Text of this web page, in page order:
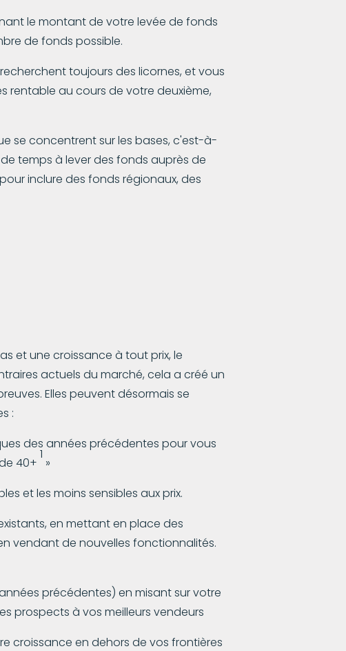
le montant de votre levée de fonds
de fonds possible.
toujours des licornes, et vous
rentable au cours de votre deuxième,
se concentrent sur les bases, c'est-à-
temps à lever des fonds auprès de
inclure des fonds régionaux, des
et une croissance à tout prix, le
actuels du marché, cela a créé un
Elles peuvent désormais se
:
des années précédentes pour vous
40+
1
»
et les moins sensibles aux prix.
en mettant en place des
vendant de nouvelles fonctionnalités.
précédentes) en misant sur votre
prospects à vos meilleurs vendeurs
croissance en dehors de vos frontières